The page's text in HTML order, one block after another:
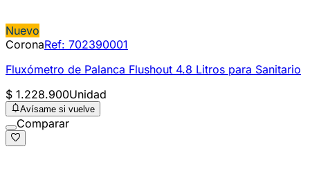
Nuevo
CoronaRef: 702390001
Fluxómetro de Palanca Flushout 4.8 Litros para Sanitario
$ 1.228.900Unidad
Avísame si vuelve
Comparar